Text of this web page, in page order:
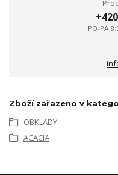
PO-PÁ
Zboží zařazeno v
OBKLADY
ACACIA